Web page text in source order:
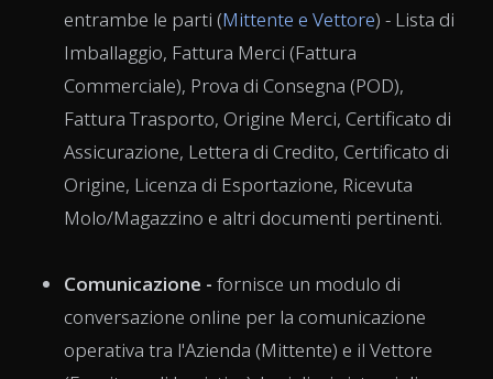
entrambe le parti (Mittente e Vettore) - Lista di
Imballaggio, Fattura Merci (Fattura
Commerciale), Prova di Consegna (POD),
Fattura Trasporto, Origine Merci, Certificato di
Assicurazione, Lettera di Credito, Certificato di
Origine, Licenza di Esportazione, Ricevuta
Molo/Magazzino e altri documenti pertinenti.
Comunicazione - fornisce un modulo di
conversazione online per la comunicazione
operativa tra l'Azienda (Mittente) e il Vettore